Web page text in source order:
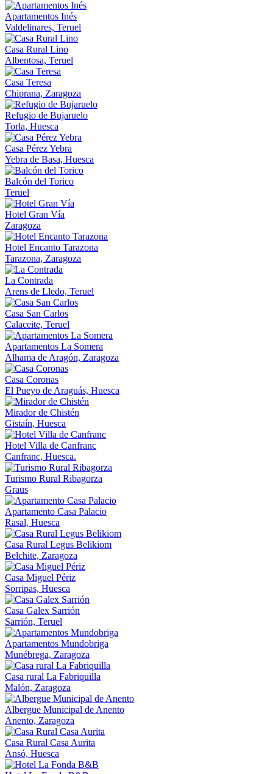
Apartamentos Inés
Valdelinares, Teruel
Casa Rural Lino
Albentosa, Teruel
Casa Teresa
Chiprana, Zaragoza
Refugio de Bujaruelo
Torla, Huesca
Casa Pérez Yebra
Yebra de Basa, Huesca
Balcón del Torico
Teruel
Hotel Gran Vía
Zaragoza
Hotel Encanto Tarazona
Tarazona, Zaragoza
La Contrada
Arens de Lledo, Teruel
Casa San Carlos
Calaceite, Teruel
Apartamentos La Somera
Alhama de Aragón, Zaragoza
Casa Coronas
El Pueyo de Araguás, Huesca
Mirador de Chistén
Gistaín, Huesca
Hotel Villa de Canfranc
Canfranc, Huesca.
Turismo Rural Ribagorza
Graus
Apartamento Casa Palacio
Rasal, Huesca
Casa Rural Legus Belikiom
Belchite, Zaragoza
Casa Miguel Périz
Sorripas, Huesca
Casa Galex Sarrión
Sarrión, Teruel
Apartamentos Mundobriga
Munébrega, Zaragoza
Casa rural La Fabriquilla
Malón, Zaragoza
Albergue Municipal de Anento
Anento, Zaragoza
Casa Rural Casa Aurita
Ansó, Huesca